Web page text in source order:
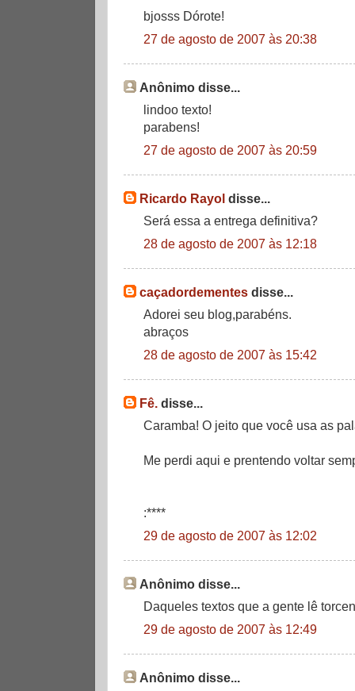
bjosss Dórote!
27 de agosto de 2007 às 20:38
Anônimo disse...
lindoo texto!
parabens!
27 de agosto de 2007 às 20:59
Ricardo Rayol disse...
Será essa a entrega definitiva?
28 de agosto de 2007 às 12:18
caçadordementes disse...
Adorei seu blog,parabéns.
abraços
28 de agosto de 2007 às 15:42
Fê. disse...
Caramba! O jeito que você usa as
Me perdi aqui e prentendo voltar
:****
29 de agosto de 2007 às 12:02
Anônimo disse...
Daqueles textos que a gente lê
29 de agosto de 2007 às 12:49
Anônimo disse...